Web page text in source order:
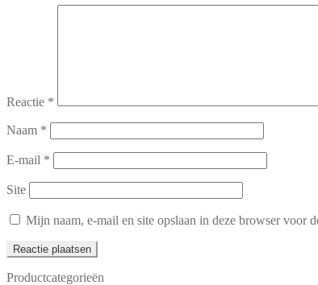
Reactie *
Naam *
E-mail *
Site
Mijn naam, e-mail en site opslaan in deze browser voor
Productcategorieën